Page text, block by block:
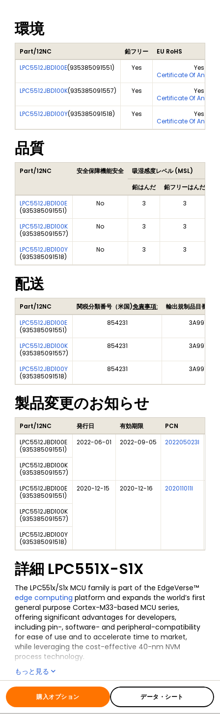
環境
Part/12NC 鉛フリー
EU RoHS
LPC5512JBD100E(935385091551) Yes
Yes
Certificate Of
LPC5512JBD100K(935385091557) Yes
Yes
Certificate Of
LPC5512JBD100Y(935385091518) Yes
Yes
Certificate Of
品質
Part/12NC 安全保障機能安全 吸湿感度レベル (MSL)
鉛はんだ
鉛フリーはんだ
LPC5512JBD100E
(935385091551)
No 3 3
LPC5512JBD100K
(935385091557)
No 3 3
LPC5512JBD100Y
(935385091518)
No 3 3
配送
Part/12NC 関税分類番号（米国)免責事項:
輸出規制品目番号
LPC5512JBD100E
(935385091551)
854231 3A991A2
LPC5512JBD100K
(935385091557)
854231 3A991A2
LPC5512JBD100Y
(935385091518)
854231 3A991A2
製品変更のお知らせ
Part/12NC 発行日 有効期限 PCN
LPC5512JBD100E
(935385091551)
2022-06-01 2022-09-05 202205023I
LPC5512JBD100K
(935385091557)
LPC5512JBD100E
(935385091551)
2020-12-15 2020-12-16 202011011I
LPC5512JBD100K
(935385091557)
LPC5512JBD100Y
(935385091518)
詳細 LPC551X-S1X
The LPC551x/S1x MCU family is part of the EdgeVerse™
edge computing platform and expands the world’s first
general purpose Cortex-M33-based MCU series,
offering significant advantages for developers,
including pin-, software- and peripheral-compatibility
for ease of use and to accelerate time to market,
while leveraging the cost-effective 40-nm NVM
process technology.
The LPC551x/S1x is the baseline family within the
LPC5500 MCU series inclusive of LPC5516x, LPC55S16x,
LPC5514x, LPC55S14x, LPC5512x MCUs, providing new
levels of cost and performance efficiency in addition
to advanced security and system integration for
もっと見る
全ての情報 LPC551X-S1X
購入オプション データ・シート